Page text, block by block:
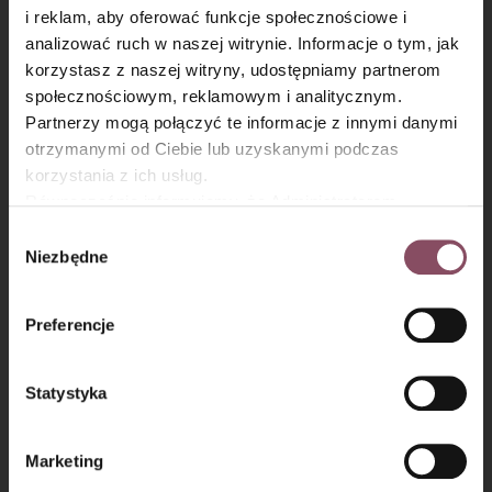
i reklam, aby oferować funkcje społecznościowe i
analizować ruch w naszej witrynie. Informacje o tym, jak
korzystasz z naszej witryny, udostępniamy partnerom
społecznościowym, reklamowym i analitycznym.
Partnerzy mogą połączyć te informacje z innymi danymi
otrzymanymi od Ciebie lub uzyskanymi podczas
korzystania z ich usług.
Gdańsk (80-339) adres: Dickmana 14/15 więcej
informacji o przetwarzaniu danych osobowych oraz
Polityce
prywatności.
zgody
Niezbędne
Preferencje
Statystyka
Marketing
i wyrównania ciasta czy kremu w blaszce.
Przełożenie torcika lodowego
Masę śmietankową podziel na dwie części - większą
×